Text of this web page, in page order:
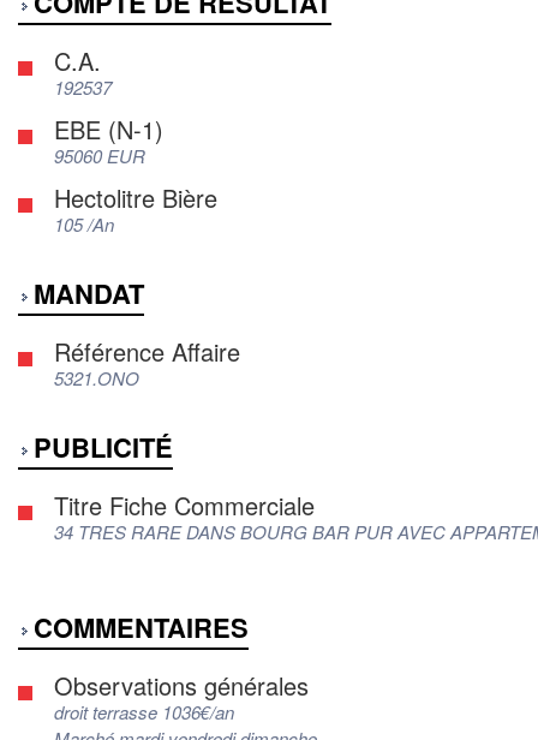
C.A.
192537
EBE (N-1)
95060 EUR
Hectolitre Bière
105 /An
MANDAT
Référence Affaire
5321.ONO
PUBLICITÉ
Titre Fiche Commerciale
34 TRES RARE DANS BOURG BAR PUR AVEC
COMMENTAIRES
Observations générales
droit terrasse 1036€/an